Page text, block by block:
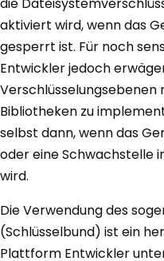
aktiviert wird, wenn das
gesperrt ist. Für noch
Entwickler jedoch
Bibliotheken zu
selbst dann, wenn das
oder eine Schwachstelle
wird.
Die Verwendung des
(Schlüsselbund) ist ein
Plattform Entwickler